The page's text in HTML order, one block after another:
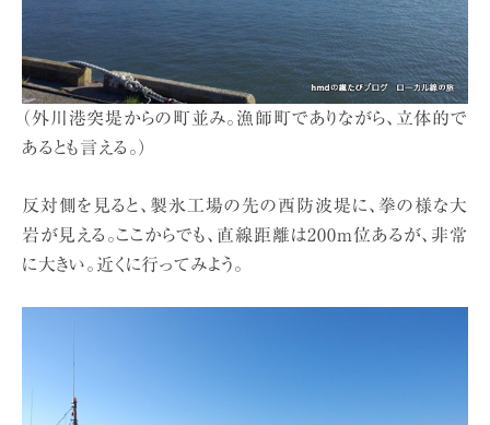
（外川港突堤からの町並み。漁師町でありながら、立体的で
あるとも言える。）
反対側を見ると、製氷工場の先の西防波堤に、拳の様な大
岩が見える。ここからでも、直線距離は200m位あるが、非常
に大きい。近くに行ってみよう。